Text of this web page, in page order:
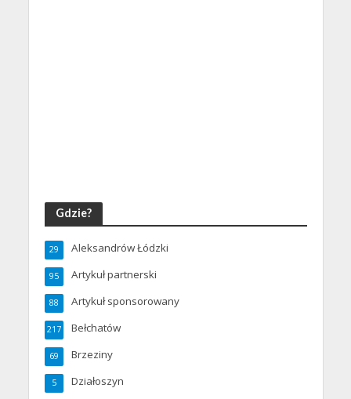
Gdzie?
Aleksandrów Łódzki
29
Artykuł partnerski
95
Artykuł sponsorowany
88
Bełchatów
217
Brzeziny
69
Działoszyn
5